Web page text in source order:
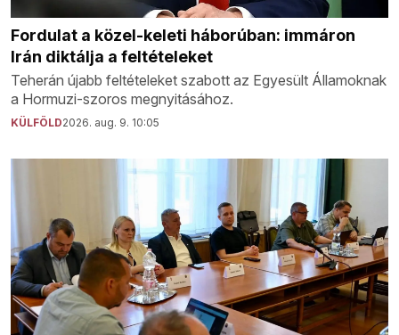
Fordulat a közel-keleti háborúban: immáron
Irán diktálja a feltételeket
Teherán újabb feltételeket szabott az Egyesült Államoknak
a Hormuzi-szoros megnyitásához.
KÜLFÖLD2026. aug. 9. 10:05